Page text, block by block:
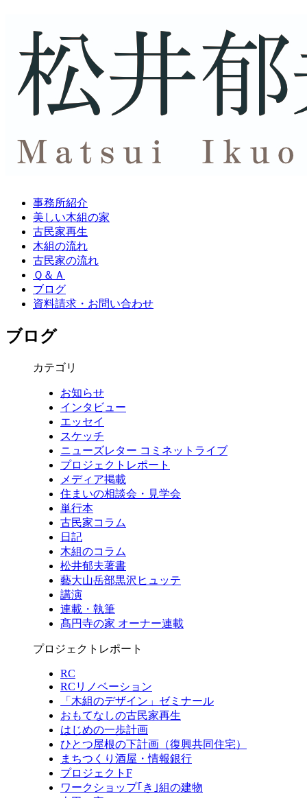
事務所紹介
美しい木組の家
古民家再生
木組の流れ
古民家の流れ
Ｑ＆Ａ
ブログ
資料請求・ お問い合わせ
ブログ
カテゴリ
お知らせ
インタビュー
エッセイ
スケッチ
ニューズレター コミネットライブ
プロジェクトレポート
メディア掲載
住まいの相談会・見学会
単行本
古民家コラム
日記
木組のコラム
松井郁夫著書
藝大山岳部黒沢ヒュッテ
講演
連載・執筆
髙円寺の家 オーナー連載
プロジェクトレポート
RC
RCリノベーション
「木組のデザイン」ゼミナール
おもてなしの古民家再生
はじめの一歩計画
ひとつ屋根の下計画（復興共同住宅）
まちつくり酒屋・情報銀行
プロジェクトF
ワークショップ｢き｣組の建物